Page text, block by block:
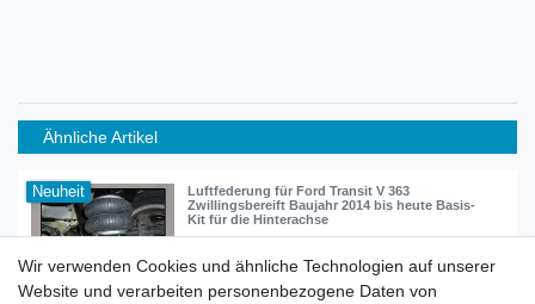
Ähnliche Artikel
Neuheit
Luftfederung für Ford Transit V 363
Zwillingsbereift Baujahr 2014 bis heute Basis-
Kit für die Hinterachse
679,90 € *
In den Warenkorb
Wir verwenden Cookies und ähnliche Technologien auf unserer
Website und verarbeiten personenbezogene Daten von